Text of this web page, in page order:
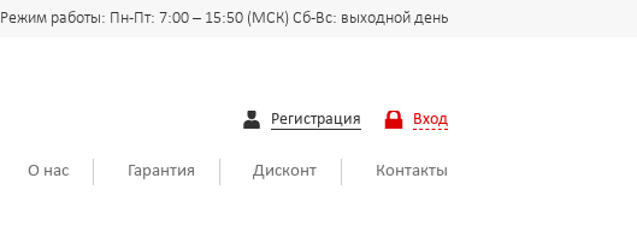
Режим работы: Пн-Пт: 7:00 – 15:50 (МСК) Сб-Вс: выходной день
Регистрация Вход
О нас Гарантия Дисконт Контакты